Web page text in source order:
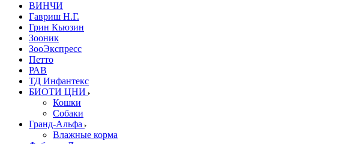
ВИНЧИ
Гавриш Н.Г.
Грин Кьюзин
Зооник
ЗооЭкспресс
Петто
РАВ
ТД Инфантекс
БИОТИ ЦНИ
Кошки
Собаки
Гранд-Альфа
Влажные корма